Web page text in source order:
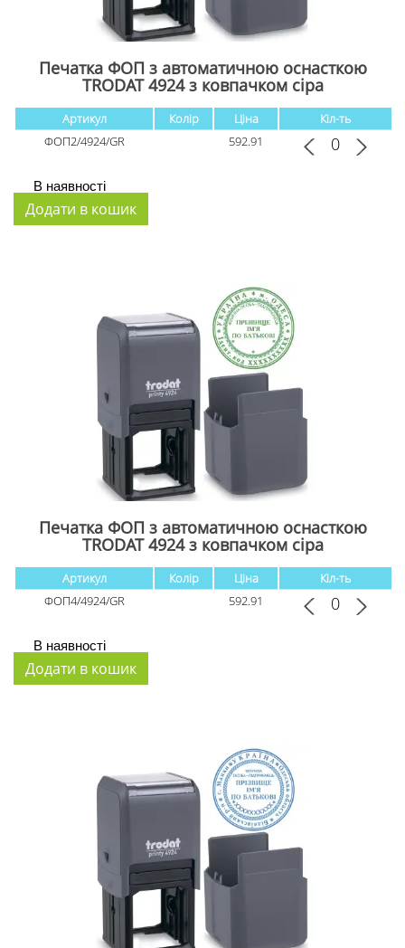
Печатка ФОП з автоматичною оснасткою
TRODAT 4924 з ковпачком cіра
Артикул Колір Ціна
Кіл-ть
ФОП2/4924/GR
592.91
В наявності
Печатка ФОП з автоматичною оснасткою
TRODAT 4924 з ковпачком cіра
Артикул Колір Ціна
Кіл-ть
ФОП4/4924/GR
592.91
В наявності